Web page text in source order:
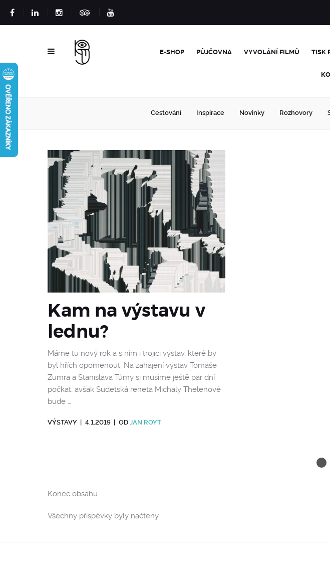
E-SHOP PŮJČOVNA VYVOLÁNÍ FILMŮ TISK
Cestování Inspirace Novinky Rozhovory
Kam na výstavu v
lednu?
Máme tu nový rok a s ním i trojici výstav, které by
byl hřích opomenout. Na zahájení výstav Tomáše
Zumra a Stanislava Tůmy si musíme ještě pár dní
počkat, avšak Sudetská reneta Michaly Thelenové
bude …
VÝSTAVY 4.1.2019 OD JAN ROYT
Konec obsahu
Všechny příspěvky byly načteny